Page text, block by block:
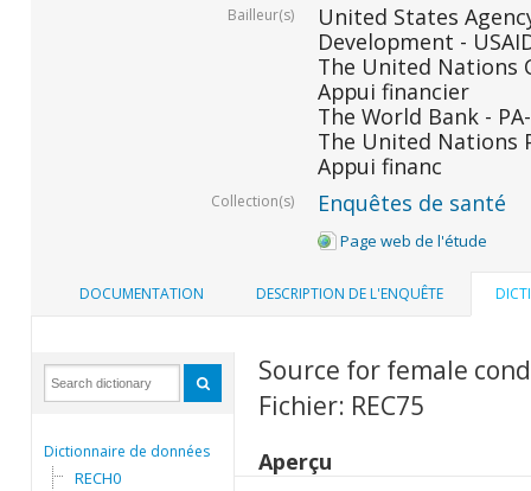
Bailleur(s)
United States
Development -
The United Nations
Appui financier
The World Bank -
The United Nations
Appui financ
Collection(s) Enquêtes de santé
Page web de l'étude
DOCUMENTATION DESCRIPTION DE L'ENQUÊTE
Dictionnaire de données
RECH0
Source for female
Fichier: REC75
Aperçu